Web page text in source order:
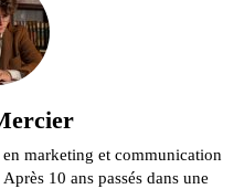
marketing et communication
10 ans passés dans une